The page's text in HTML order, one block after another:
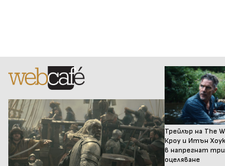
Трейлър на The
Кроу и Итън
в напрегнат
оцеляване